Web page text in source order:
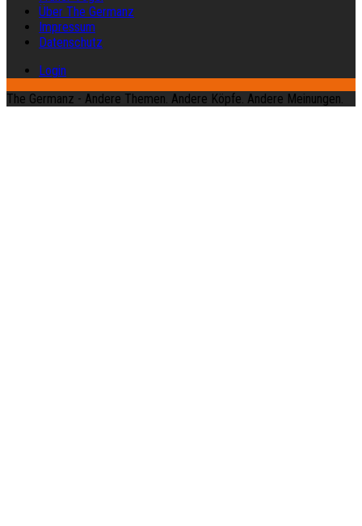
Über The Germanz
Impressum
Datenschutz
Login
The Germanz - Andere Themen. Andere Köpfe. Andere Meinungen.